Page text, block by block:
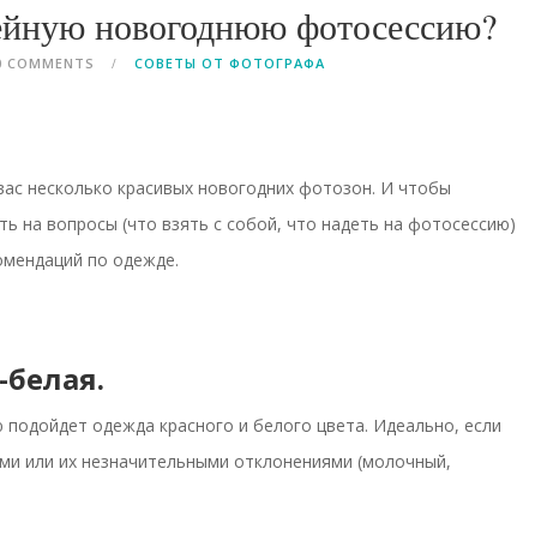
новогоднюю фотосессию?
COMMENTS СОВЕТЫ ОТ ФОТОГРАФА
несколько красивых новогодних фотозон. И чтобы
на вопросы (что взять с собой, что надеть на фотосессию)
по одежде.
подойдет одежда красного и белого цвета. Идеально, если
или их незначительными отклонениями (молочный,